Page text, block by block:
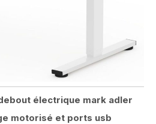
électrique mark adler
motorisé et ports usb